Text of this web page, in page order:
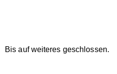
Bis auf weiteres geschlossen.